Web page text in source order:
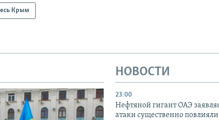
Крым
НОВОСТИ
23:00
Нефтяной гигант ОАЭ
атаки существенно повлияли